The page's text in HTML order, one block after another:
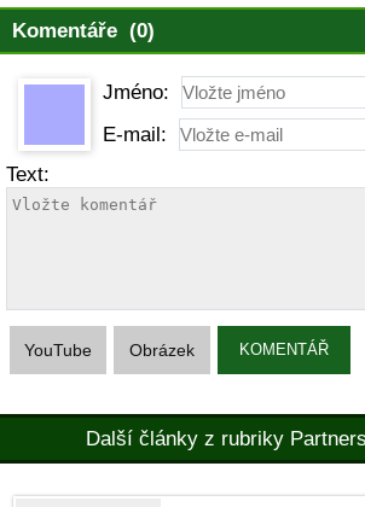
Komentáře (0)
Jméno:
E-mail:
Text:
YouTube Obrázek KOMENTÁŘ
Další články z rubriky